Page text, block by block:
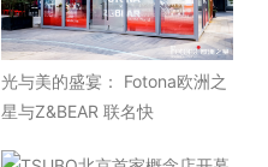
光与美的盛宴： Fotona欧洲之
星与Z&BEAR 联名快